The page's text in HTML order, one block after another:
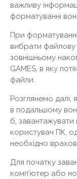
важливу
форматуванні
При
вибрати файлову
зовнішньому
GAMES, в яку
файли.
Розглянемо
в подальшому
б, завантажувати
користувач ПК,
необхідно
Для початку
комп'ютер або